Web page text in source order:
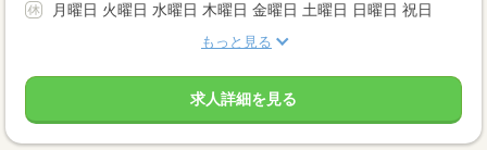
月曜日 火曜日 水曜日 木曜日 金曜日 土曜日 日曜日 祝日
もっと見る
求人詳細を見る